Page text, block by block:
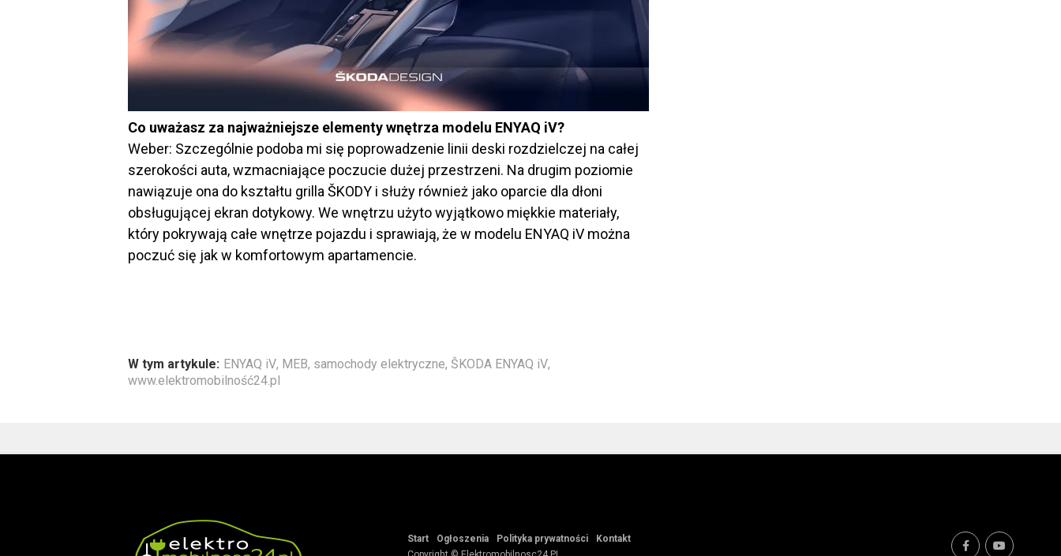
Co uważasz za najważniejsze elementy wnętrza modelu ENYAQ iV?
Weber: Szczególnie podoba mi się poprowadzenie linii deski rozdzielczej na całej
szerokości auta, wzmacniające poczucie dużej przestrzeni. Na drugim poziomie
nawiązuje ona do kształtu grilla ŠKODY i służy również jako oparcie dla dłoni
obsługującej ekran dotykowy. We wnętrzu użyto wyjątkowo miękkie materiały,
który pokrywają całe wnętrze pojazdu i sprawiają, że w modelu ENYAQ iV można
poczuć się jak w komfortowym apartamencie.
W tym artykule: ENYAQ iV, MEB, samochody elektryczne, ŠKODA ENYAQ iV,
www.elektromobilność24.pl
Start Ogłoszenia Polityka prywatności
Kontakt